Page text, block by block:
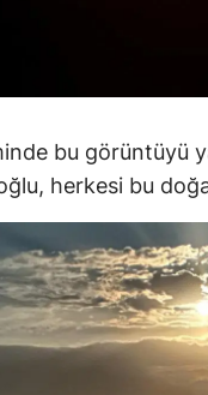
Kırıkkale
Şırnak
Bartın
Ardahan
bu görüntüyü
herkesi bu